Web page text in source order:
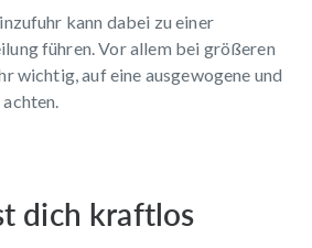
kann dabei zu einer
führen. Vor allem bei größeren
wichtig, auf eine ausgewogene und
dich kraftlos